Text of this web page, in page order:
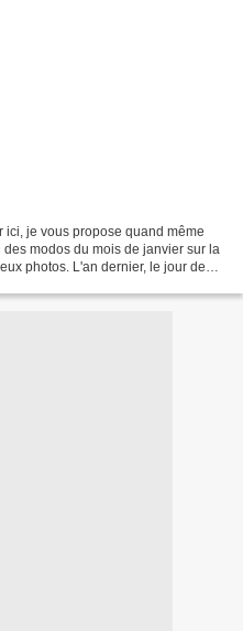
je vous propose quand même
modos du mois de janvier sur la
photos. L'an dernier, le jour de